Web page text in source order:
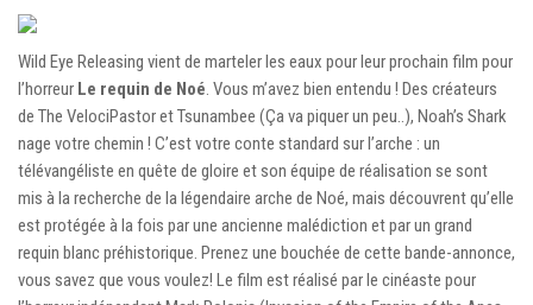
Wild Eye Releasing vient de marteler les eaux pour leur prochain film pour
l’horreur Le requin de Noé. Vous m’avez bien entendu ! Des créateurs
de The VelociPastor et Tsunambee (Ça va piquer un peu..), Noah’s Shark
nage votre chemin ! C’est votre conte standard sur l’arche : un
télévangéliste en quête de gloire et son équipe de réalisation se sont
mis à la recherche de la légendaire arche de Noé, mais découvrent qu’elle
est protégée à la fois par une ancienne malédiction et par un grand
requin blanc préhistorique. Prenez une bouchée de cette bande-annonce,
vous savez que vous voulez! Le film est réalisé par le cinéaste pour